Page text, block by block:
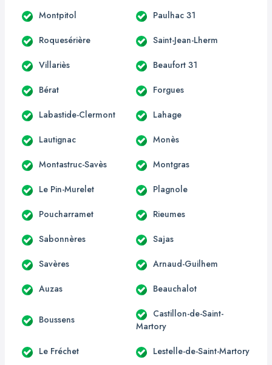
Montpitol Paulhac 31
Roquesérière Saint-Jean-Lherm
Villariès Beaufort 31
Bérat Forgues
Labastide-Clermont Lahage
Lautignac Monès
Montastruc-Savès Montgras
Le Pin-Murelet Plagnole
Poucharramet Rieumes
Sabonnères Sajas
Savères Arnaud-Guilhem
Auzas Beauchalot
Boussens
Castillon-de-Saint-
Martory
Le Fréchet Lestelle-de-Saint-Martory